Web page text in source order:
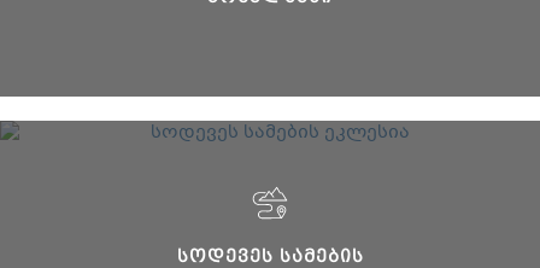
ᲡᲝᲓᲔᲕᲔᲡ ᲡᲐᲛᲔᲑᲘᲡ